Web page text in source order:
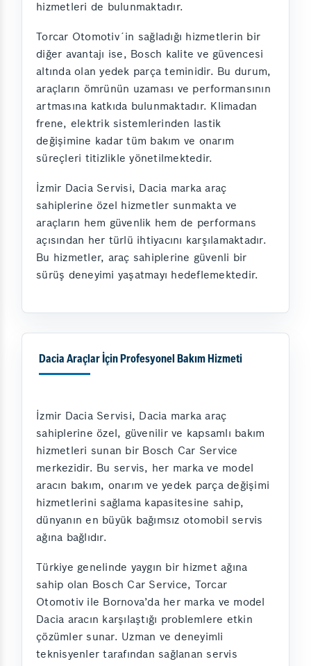
hizmetleri de bulunmaktadır.
Torcar Otomotiv´in sağladığı hizmetlerin bir
diğer avantajı ise, Bosch kalite ve güvencesi
altında olan yedek parça teminidir. Bu durum,
araçların ömrünün uzaması ve performansının
artmasına katkıda bulunmaktadır. Klimadan
frene, elektrik sistemlerinden lastik
değişimine kadar tüm bakım ve onarım
süreçleri titizlikle yönetilmektedir.
İzmir Dacia Servisi, Dacia marka araç
sahiplerine özel hizmetler sunmakta ve
araçların hem güvenlik hem de performans
açısından her türlü ihtiyacını karşılamaktadır.
Bu hizmetler, araç sahiplerine güvenli bir
sürüş deneyimi yaşatmayı hedeflemektedir.
Dacia Araçlar İçin Profesyonel Bakım Hizmeti
İzmir Dacia Servisi, Dacia marka araç
sahiplerine özel, güvenilir ve kapsamlı bakım
hizmetleri sunan bir Bosch Car Service
merkezidir. Bu servis, her marka ve model
aracın bakım, onarım ve yedek parça değişimi
hizmetlerini sağlama kapasitesine sahip,
dünyanın en büyük bağımsız otomobil servis
ağına bağlıdır.
Türkiye genelinde yaygın bir hizmet ağına
sahip olan Bosch Car Service, Torcar
Otomotiv ile Bornova’da her marka ve model
Dacia aracın karşılaştığı problemlere etkin
çözümler sunar. Uzman ve deneyimli
teknisyenler tarafından sağlanan servis